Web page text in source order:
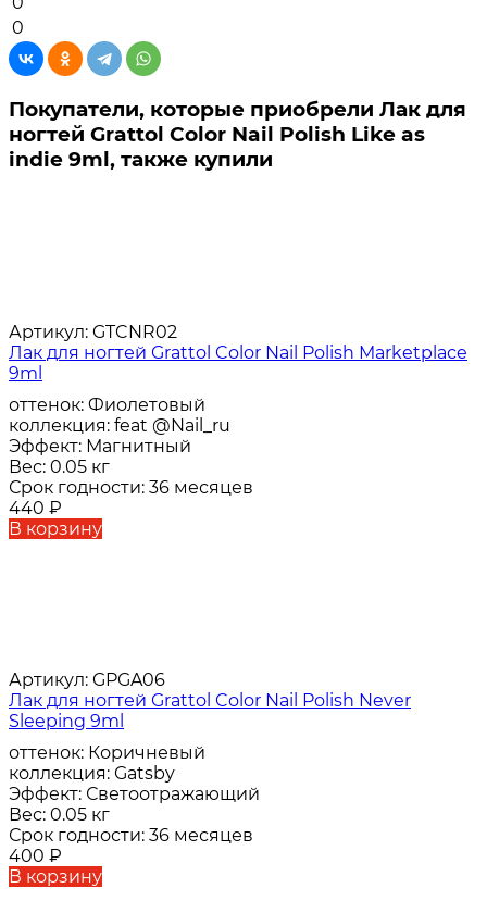
0
Покупатели, которые приобрели Лак для
ногтей Grattol Color Nail Polish Like as
indie 9ml, также купили
Артикул: GTCNR02
Лак для ногтей Grattol Color Nail Polish Marketplace
9ml
оттенок: Фиолетовый
коллекция: feat @Nail_ru
Эффект: Магнитный
Вес: 0.05 кг
Срок годности: 36 месяцев
440 ₽
В корзину
Артикул: GPGA06
Лак для ногтей Grattol Color Nail Polish Never
Sleeping 9ml
оттенок: Коричневый
коллекция: Gatsby
Эффект: Светоотражающий
Вес: 0.05 кг
Срок годности: 36 месяцев
400 ₽
В корзину